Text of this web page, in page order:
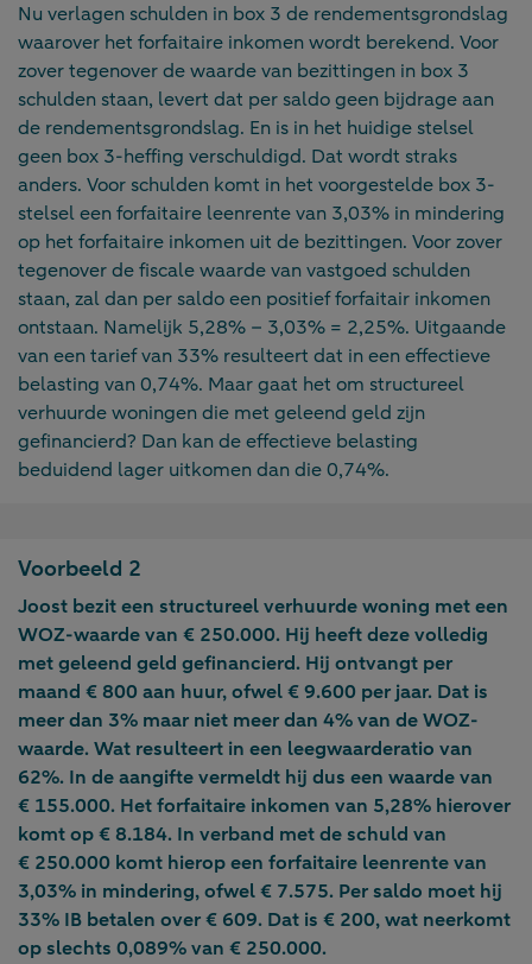
Nu verlagen schulden in box 3 de rendementsgrondslag
waarover het forfaitaire inkomen wordt berekend. Voor
zover tegenover de waarde van bezittingen in box 3
schulden staan, levert dat per saldo geen bijdrage aan
de rendementsgrondslag. En is in het huidige stelsel
geen box 3-heffing verschuldigd. Dat wordt straks
anders. Voor schulden komt in het voorgestelde box 3-
stelsel een forfaitaire leenrente van 3,03% in mindering
op het forfaitaire inkomen uit de bezittingen. Voor zover
tegenover de fiscale waarde van vastgoed schulden
staan, zal dan per saldo een positief forfaitair inkomen
ontstaan. Namelijk 5,28% – 3,03% = 2,25%. Uitgaande
van een tarief van 33% resulteert dat in een effectieve
belasting van 0,74%. Maar gaat het om structureel
verhuurde woningen die met geleend geld zijn
gefinancierd? Dan kan de effectieve belasting
beduidend lager uitkomen dan die 0,74%.
Voorbeeld 2
Joost bezit een structureel verhuurde woning met een
WOZ-waarde van € 250.000. Hij heeft deze volledig
met geleend geld gefinancierd. Hij ontvangt per
maand € 800 aan huur, ofwel € 9.600 per jaar. Dat is
meer dan 3% maar niet meer dan 4% van de WOZ-
waarde. Wat resulteert in een leegwaarderatio van
62%. In de aangifte vermeldt hij dus een waarde van
€ 155.000. Het forfaitaire inkomen van 5,28% hierover
komt op € 8.184. In verband met de schuld van
€ 250.000 komt hierop een forfaitaire leenrente van
3,03% in mindering, ofwel € 7.575. Per saldo moet hij
33% IB betalen over € 609. Dat is € 200, wat neerkomt
op slechts 0,089% van € 250.000.